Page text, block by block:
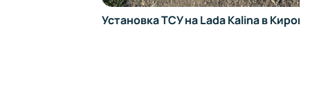
Установка ТСУ на Lada Kalina в Кирове